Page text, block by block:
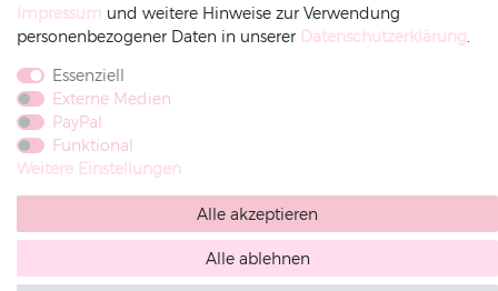
AGB
Widerrufsrecht
Impressum und weitere Hinweise zur Verwendung
personenbezogener Daten in unserer Daten­schutz­erklärung
Essenziell
Externe Medien
PayPal
Funktional
Weitere Einstellungen
Alle akzeptieren
Alle ablehnen